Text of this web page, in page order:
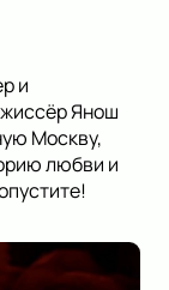
и
Янош
Москву,
любви и